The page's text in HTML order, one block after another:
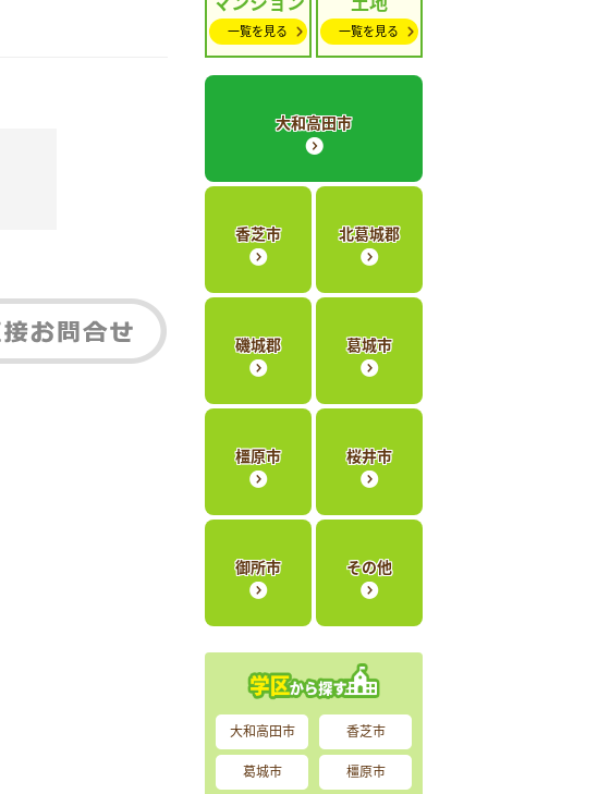
一覧を見る 一覧を見る
大和高田市
香芝市 北葛城郡
磯城郡 葛城市
橿原市 桜井市
御所市 その他
大和高田市 香芝市
葛城市 橿原市